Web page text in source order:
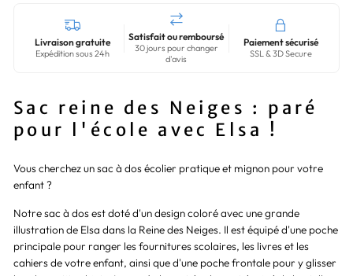
Livraison gratuite
Expédition sous 24h
Satisfait ou remboursé
30 jours pour changer
d'avis
Paiement sécurisé
SSL & 3D Secure
Sac reine des Neiges : paré
pour l'école avec Elsa !
Vous cherchez un sac à dos écolier pratique et mignon pour votre
enfant ?
Notre sac à dos est doté d'un design coloré avec une grande
illustration de Elsa dans la Reine des Neiges. Il est équipé d'une poche
principale pour ranger les fournitures scolaires, les livres et les
cahiers de votre enfant, ainsi que d'une poche frontale pour y glisser